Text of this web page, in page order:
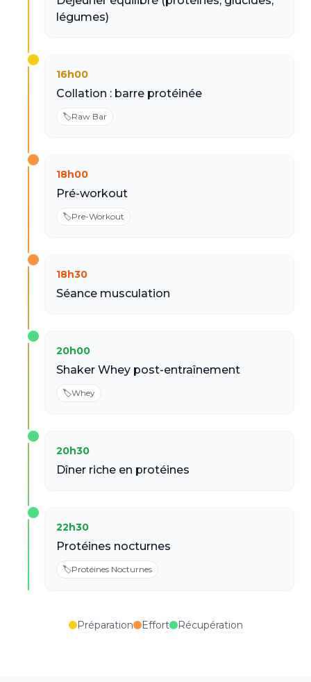
légumes)
16h00
Collation : barre protéinée
🏷️Raw Bar
18h00
Pré-workout
🏷️Pre-Workout
18h30
Séance musculation
20h00
Shaker Whey post-entraînement
🏷️Whey
20h30
Dîner riche en protéines
22h30
Protéines nocturnes
🏷️Protéines Nocturnes
Préparation Effort Récupération